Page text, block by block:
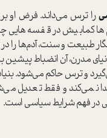
را ترس می‌داند. فرض او
کمابیش در قفسه‌هایی
طبیعت و سنت، آدم‌ها
مدرن، آن انضباط‌ پیشین
و ترس حاکم می‌شود.
نمی‌کند و فقط تعدیل
در فهم شرایط سیاسی است.